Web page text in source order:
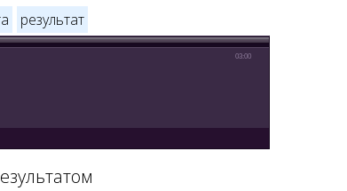
результат
03:00